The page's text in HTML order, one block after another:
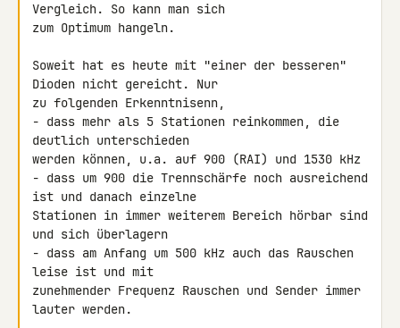
Vergleich. So kann man sich
zum Optimum hangeln.
Soweit hat es heute mit "einer der besseren"
Dioden nicht gereicht. Nur
zu folgenden Erkenntnisenn,
- dass mehr als 5 Stationen reinkommen, die
deutlich unterschieden
werden können, u.a. auf 900 (RAI) und 1530 kHz
- dass um 900 die Trennschärfe noch ausreichend
ist und danach einzelne
Stationen in immer weiterem Bereich hörbar sind
und sich überlagern
- dass am Anfang um 500 kHz auch das Rauschen
leise ist und mit
zunehmender Frequenz Rauschen und Sender immer
lauter werden.